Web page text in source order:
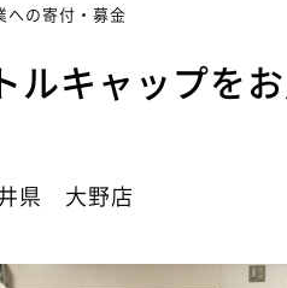
への寄付・募金
ルキャップを
県 大野店